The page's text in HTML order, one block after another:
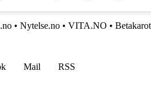
• Nytelse.no • VITA.NO •
Mail
RSS